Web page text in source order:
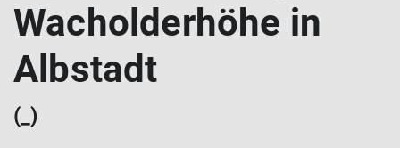
Wacholderhöhe in
Albstadt
(_)